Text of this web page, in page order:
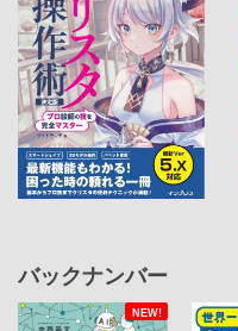
バックナンバー
NEW!